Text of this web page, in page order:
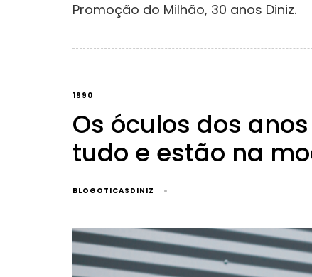
Promoção do Milhão, 30 anos Diniz.
1990
Os óculos dos
tudo e estão na
BLOGOTICASDINIZ